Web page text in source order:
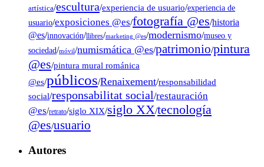
artística/escultura/experiencia de usuario/experiencia de
usuario/exposiciones @es/fotografía @es/historia
@es/innovación/llibres/marketing @es/modernismo/museo y
sociedad/móvil/numismática @es/patrimonio/pintura
@es/pintura mural románica
@es/públicos/Renaixement/responsabilidad
social/responsabilitat social/restauración
@es/retrato/siglo XIX/siglo XX/tecnología
@es/usuario
Autores